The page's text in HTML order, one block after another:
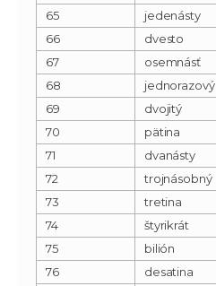
65
jedenásty
66
dvesto
67
osemnásť
68
jednorazový
69
dvojitý
70
pätina
71
dvanásty
72
trojnásobný
73
tretina
74
štyrikrát
75
bilión
76
desatina